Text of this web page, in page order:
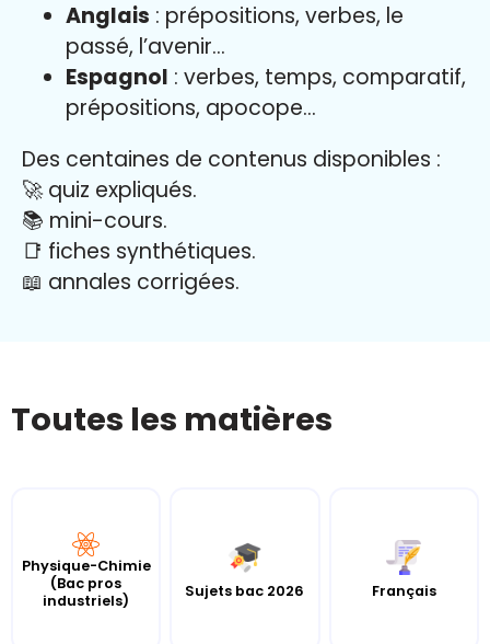
Anglais : prépositions, verbes, le
passé, l’avenir…
Espagnol : verbes, temps, comparatif,
prépositions, apocope…
Des centaines de contenus disponibles :
🚀 quiz expliqués.
📚 mini-cours.
📑 fiches synthétiques.
📖 annales corrigées.
Toutes les matières
Physique-Chimie
(Bac pros
industriels)
Sujets bac 2026 Français